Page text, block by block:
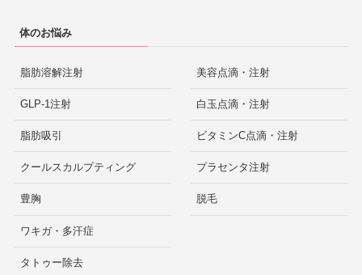
体のお悩み
脂肪溶解注射
GLP-1注射
脂肪吸引
クールスカルプティング
豊胸
ワキガ・多汗症
タトゥー除去
美容点滴・注射
白玉点滴・注射
ビタミンC点滴・注射
プラセンタ注射
脱毛